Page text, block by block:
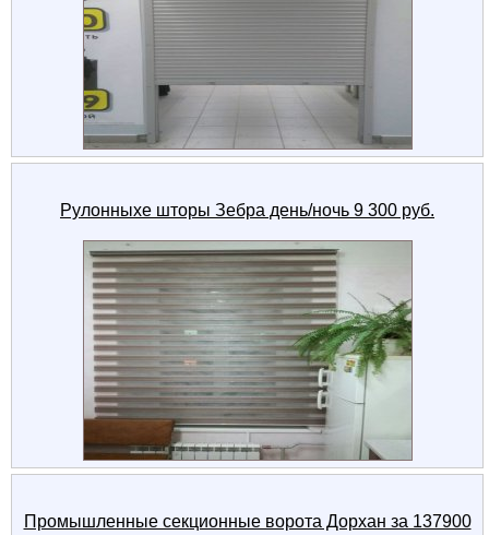
Рулонныхе шторы Зебра день/ночь 9 300 руб.
Промышленные секционные ворота Дорхан за 137900